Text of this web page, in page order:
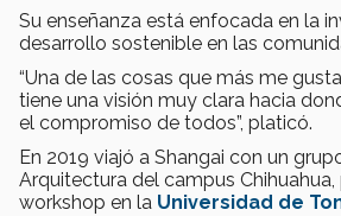
Su enseñanza está enfocada en la
desarrollo sostenible en las
“Una de las cosas que más me
tiene una visión muy clara hacia
el compromiso de todos”, platicó.
En 2019 viajó a Shangai con un
Arquitectura del campus Chihuahua,
workshop en la Universidad de